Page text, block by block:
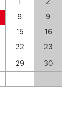
1
2
8
9
15
16
22
23
29
30